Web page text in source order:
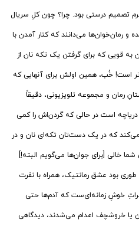
تصمیم درستی بود. چرا؟ چون کلِ سریال
رمان‌خوان‌ها می‌دانند که کنار آمدن با
به قویی که برای گرفتن یک تکه نان از
است! خُب، همین اولش برای آنهایی که
رمان و مجموعه تلویزیونی، دقیقاً
است در حالی که گردن‌اش را کمی
می‌کند که در یک دست‌تان تکه‌ای نان و در
کلت ۴۵ است! جای شما خالی [برای جوان‌ها می‌گویم البته!]
بود عشق رمانتیک، همراه با نفرت
خوشِ زمانه‌ای‌ست که آدم‌ها حتی
یا خروشچف اعدام می‌شدند، دیدگاهی